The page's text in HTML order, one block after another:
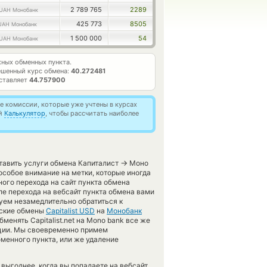
Монобанк 2 789 765 2289
Монобанк 425 773 8505
Монобанк 1 500 000 54
обменных пункта.
курс обмена: 40.272481
44.757900
комиссии, которые уже учтены в курсах
Калькулятор, чтобы рассчитать наиболее
услуги обмена Капиталист → Моно
внимание на метки, которые иногда
перехода на сайт пункта обмена
перехода на вебсайт пункта обмена вами
незамедлительно обратиться к
обмены Capitalist USD на Монобанк
Capitalist.net на Mono bank все же
Мы своевременно примем
пункта, или же удаление